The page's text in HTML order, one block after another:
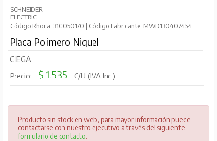
SCHNEIDER
ELECTRIC
Código Rhona: 310050170 | Código Fabricante: MWD130407454
Placa Polimero Niquel
CIEGA
Precio: $ 1.535 C/U (IVA Inc.)
Producto sin stock en web, para mayor información puede
contactarse con nuestro ejecutivo a través del siguiente
formulario de contacto.